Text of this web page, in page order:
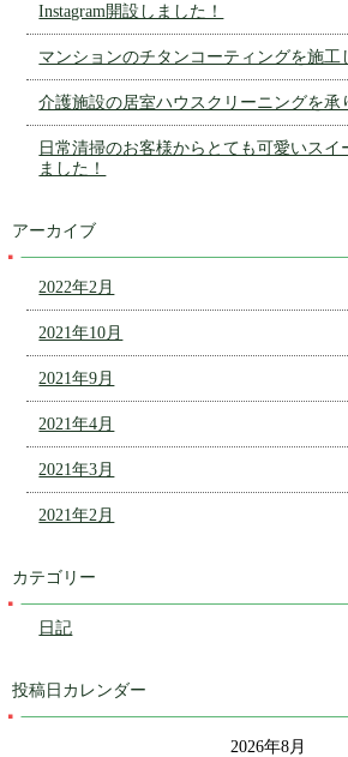
Instagram開設しました！
マンションのチタンコーティングを施工
介護施設の居室ハウスクリーニングを承
日常清掃のお客様からとても可愛いスイ
ました！
アーカイブ
2022年2月
2021年10月
2021年9月
2021年4月
2021年3月
2021年2月
カテゴリー
日記
投稿日カレンダー
2026年8月